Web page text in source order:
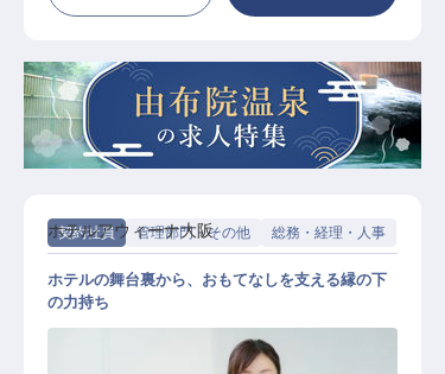
契約社員 管理部門・その他 総務・経理・人事
ホテルアウィーナ大阪
ホテルの舞台裏から、おもてなしを支える縁の下
の力持ち